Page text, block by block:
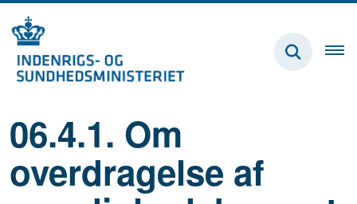
06.4.1. Om
overdragelse af